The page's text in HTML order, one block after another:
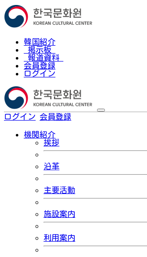
韓国紹介
掲示板
報道資料
会員登録
ログイン
ログイン 会員登録
機関紹介
挨拶
沿革
主要活動
施設案内
利用案内